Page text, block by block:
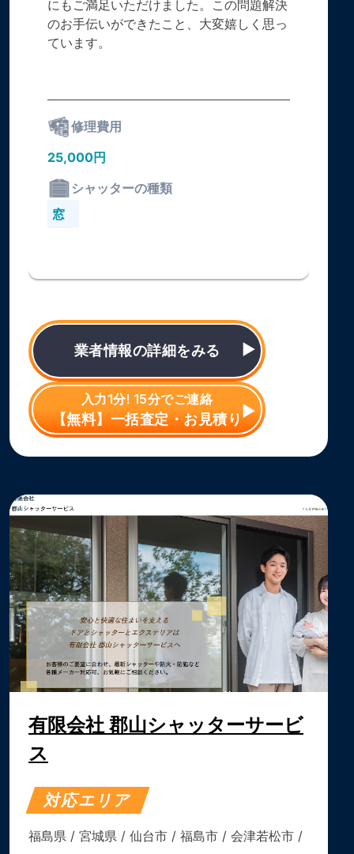
にもご満足いただけました。この問題解決
のお手伝いができたこと、大変嬉しく思っ
ています。
修理費用
25,000円
シャッターの種類
窓
業者情報の詳細をみる
入力1分! 15分でご連絡
【無料】一括査定・お見積り
有限会社 郡山シャッターサービ
ス
対応エリア
福島県 / 宮城県 / 仙台市 / 福島市 / 会津若松市 /